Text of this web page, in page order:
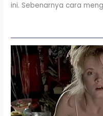
ini. Sebenarnya cara